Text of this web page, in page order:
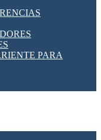
PARA